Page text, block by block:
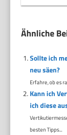
Ähnliche
Sollte ich
neu säen?
Erfahre, ob es
Kann ich
ich diese
besten Tipps...